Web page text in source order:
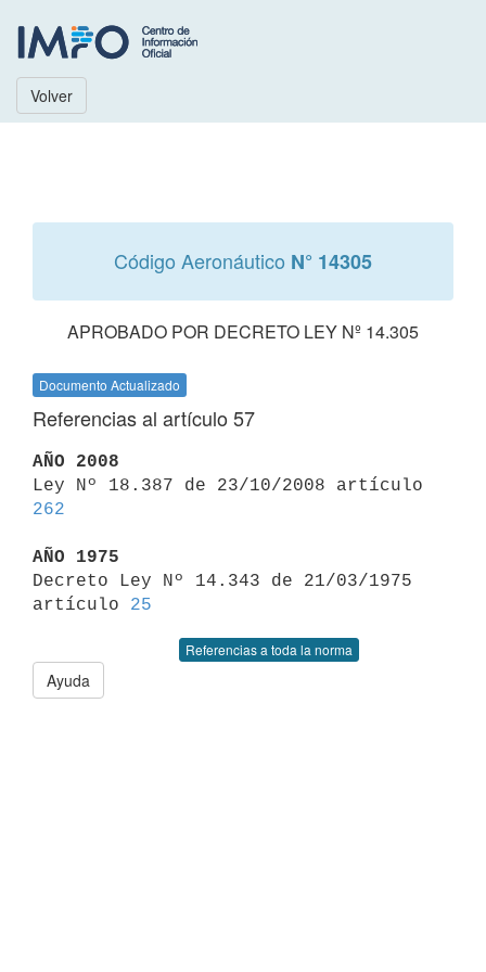
Volver
Código Aeronáutico N° 14305
APROBADO POR DECRETO LEY Nº 14.305
Documento Actualizado
Referencias al artículo 57
AÑO 2008
262
AÑO 1975
Decreto Ley Nº 14.343 de 21/03/1975
artículo 25
Referencias a toda la norma
Ayuda